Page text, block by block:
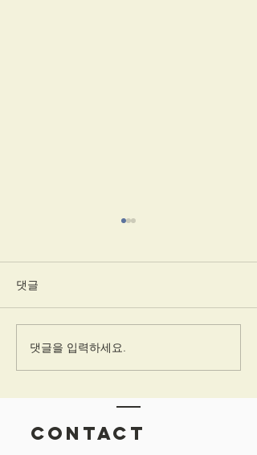
사례_런던 브루넬대학교
(Brunel Univ)의 와이즈플
댓글
댓글을 입력하세요.
Contact